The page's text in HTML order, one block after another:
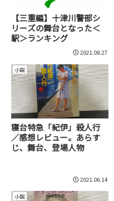
【三重編】十津川警部シ
リーズの舞台となった＜
駅＞ランキング
2021.08.27
小説
寝台特急「紀伊」殺人行
／感想レビュー。あらす
じ、舞台、登場人物
2021.06.14
小説